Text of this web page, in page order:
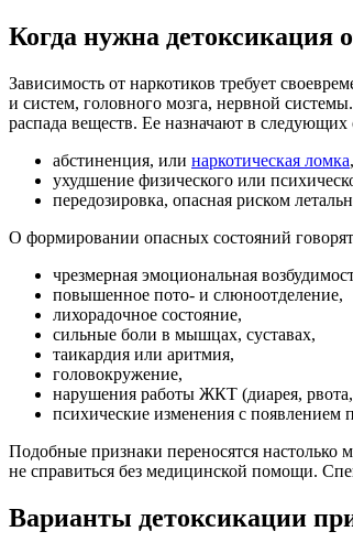
Когда нужна детоксикация
Зависимость от наркотиков требует
и систем, головного мозга, нервной
распада веществ. Ее назначают в следующих
абстиненция, или наркотическая ломка
ухудшение физического или
передозировка, опасная риском
О формировании опасных состояний
чрезмерная эмоциональная
повышенное пото- и слюноотделение,
лихорадочное состояние,
сильные боли в мышцах, суставах,
таикардия или аритмия,
головокружение,
нарушения работы ЖКТ (диарея,
психические изменения с появлением
Подобные признаки переносятся настолько
не справиться без медицинской помощи.
Варианты детоксикации